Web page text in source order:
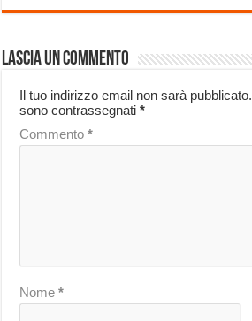
Lascia un commento
Il tuo indirizzo email non sarà pubblicato.
sono contrassegnati*
Commento*
Nome*